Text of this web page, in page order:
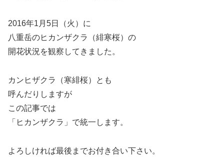
2016年1月5日（火）に
八重岳のヒカンザクラ（緋寒桜）の
開花状況を観察してきました。
カンヒザクラ（寒緋桜）とも
呼んだりしますが
この記事では
「ヒカンザクラ」で統一します。
よろしければ最後までお付き合い下さい。